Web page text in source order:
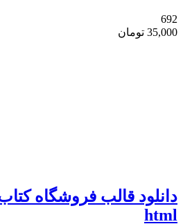
692
35,000 تومان
دانلود قالب فروشگاه
html